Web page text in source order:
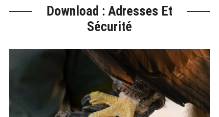
Download : Adresses Et
Sécurité